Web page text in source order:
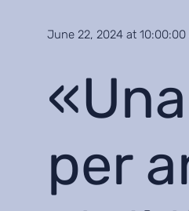
June 22, 2024 at 10:00:00
per